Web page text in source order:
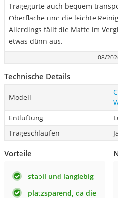
Tragegurte auch bequem
Oberfläche und die leichte
Allerdings fällt die Matte im
etwas dünn aus.
08/
Technische Details
Modell
Entlüftung
Trageschlaufen
Ja
Vorteile
stabil und langlebig
platzsparend, da die